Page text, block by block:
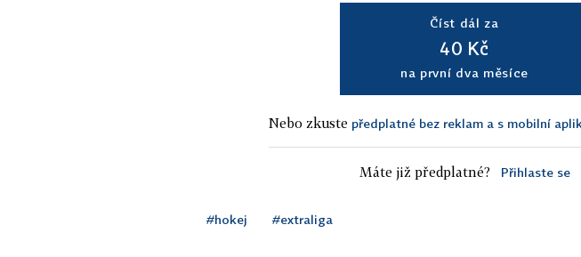
Číst dál za
40 Kč
na první dva měsíce
Nebo zkuste předplatné bez reklam a s mobilní
Máte již předplatné? Přihlaste se
#hokej #extraliga